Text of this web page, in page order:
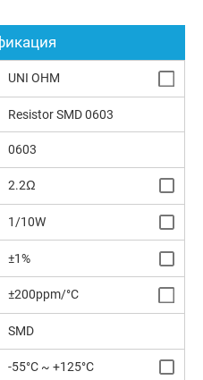
UNI OHM
Resistor SMD 0603
0603
2.2Ω
1/10W
±1%
±200ppm/°C
SMD
-55°C ~ +125°C